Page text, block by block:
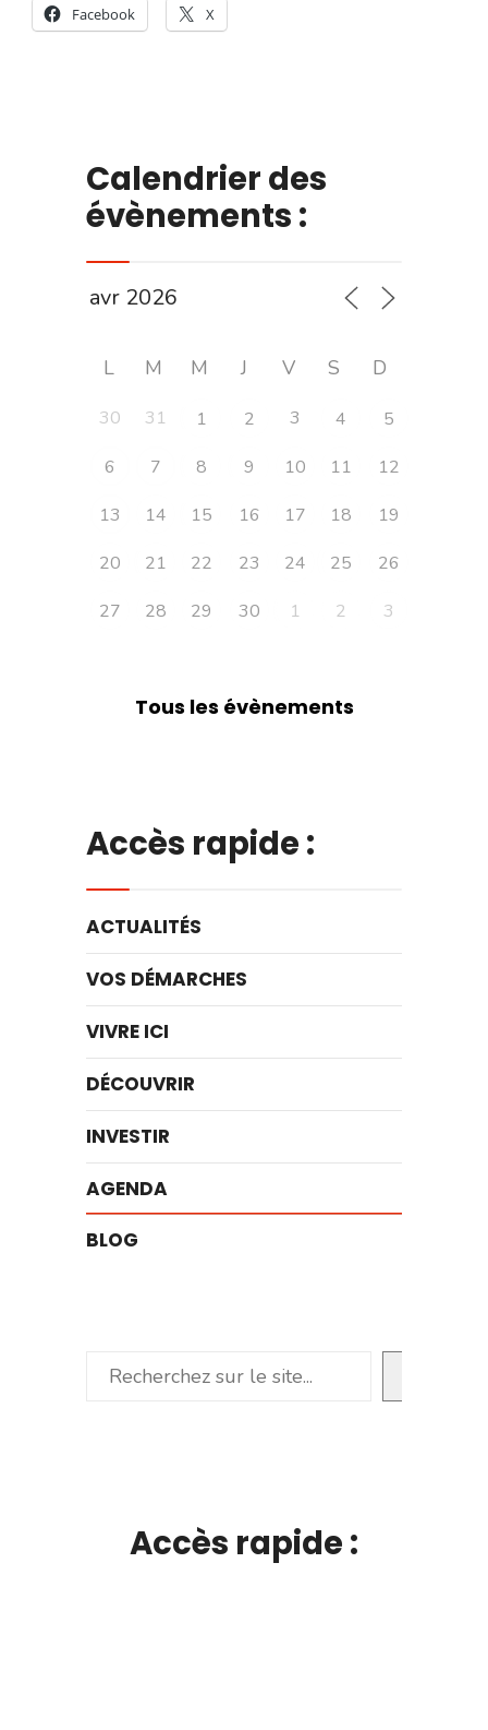
Facebook X
Calendrier des
évènements :
L M M J V S D
30 31 1 2 3 4
5
6
7 8 9 10 11
12
13
14 15 16 17 18
19
20
21 22 23 24 25
26
27
28 29 30 1 2 3
Tous les évènements
Accès rapide :
ACTUALITÉS
VOS DÉMARCHES
VIVRE ICI
DÉCOUVRIR
INVESTIR
AGENDA
BLOG
Rechercher
Accès rapide :